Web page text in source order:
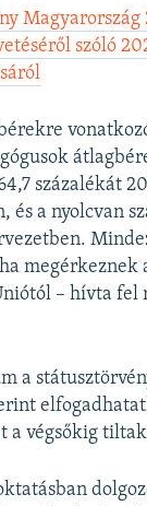
Magyarország
szóló
százalékát
és a nyolcvan
megérkeznek
– hívta fel
a
a végsőkig